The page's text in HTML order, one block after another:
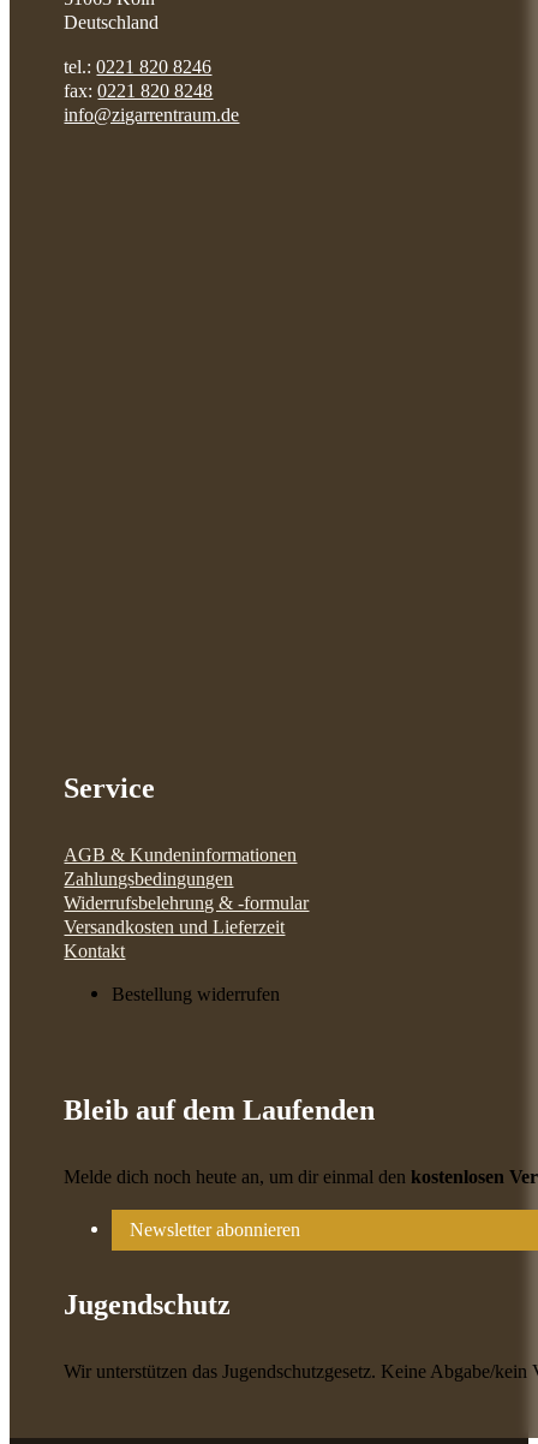
Deutschland
tel.:0221 820 8246
fax:0221 820 8248
info@zigarrentraum.de
Service
AGB & Kundeninformationen
Zahlungsbedingungen
Widerrufsbelehrung & -formular
Versandkosten und Lieferzeit
Kontakt
Bestellung widerrufen
Bleib auf dem Laufenden
Melde dich noch heute an, um dir einmal denkostenlosen
Newsletter abonnieren
Jugendschutz
Wir unterstützen das Jugendschutzgesetz. Keine Abgabe/